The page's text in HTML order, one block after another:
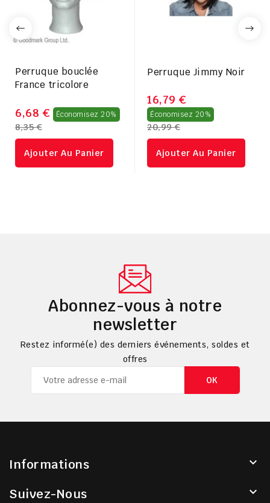
Perruque bouclée
France tricolore
6,68 € Économisez 20% Prix
​​
régulier
8,35 €
Ajouter Au Panier
Perruque Jimmy Noir
16,79 €
Économisez 20% Prix
régulier
20,99 €
Ajouter Au Panier
Abonnez-vous à notre
newsletter
Restez informé(e) des derniers événements, soldes et
offres
Informations 
Suivez-Nous 